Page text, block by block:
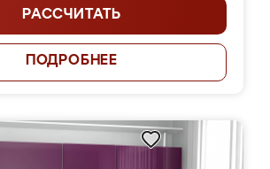
РАССЧИТАТЬ
ПОДРОБНЕЕ